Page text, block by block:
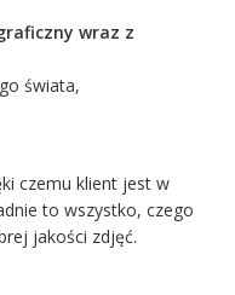
wraz z
świata,
czemu klient jest w
to wszystko, czego
jakości zdjęć.